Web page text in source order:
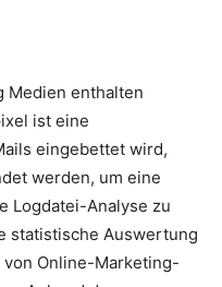
Medien enthalten
ist eine
eingebettet wird,
werden, um eine
Logdatei-Analyse zu
statistische Auswertung
Online-Marketing-